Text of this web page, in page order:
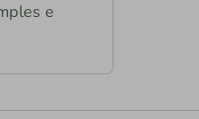
e